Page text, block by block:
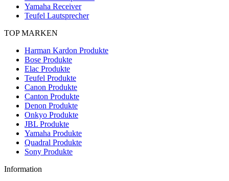
Yamaha Receiver
Teufel Lautsprecher
TOP MARKEN
Harman Kardon Produkte
Bose Produkte
Elac Produkte
Teufel Produkte
Canon Produkte
Canton Produkte
Denon Produkte
Onkyo Produkte
JBL Produkte
Yamaha Produkte
Quadral Produkte
Sony Produkte
Information